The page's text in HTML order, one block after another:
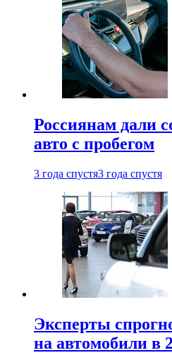
Россиянам дали
авто с пробегом
3 года спустя3 года спустя
Эксперты
на автомобили в